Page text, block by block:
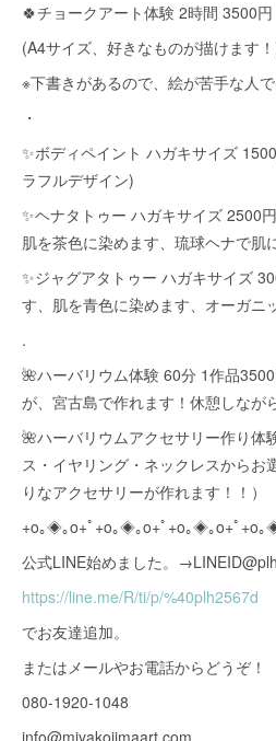
🍀チョークアート体験 2時間 3500円
(A4サイズ、好きなものが描けます
※下書きがあるので、絵が苦手な人
・
✨ボディペイント ハガキサイズ
ラフルデザイン)
✨ヘナタトゥー ハガキサイズ 2500
肌を茶色に染めます、琉球ヘナで肌
✨ジャグアタトゥー ハガキサイズ
す、肌を青色に染めます、オーガニ
.
🌺ハーバリウム体験 60分 1作品
が、宮古島で作れます！休憩しなが
🌺ハーバリウムアクセサリー作り体
ス・イヤリング・ネックレスからお
りなアクセサリーが作れます！！）
+o｡◈｡o+ﾟ+o｡◈｡o+ﾟ+o｡◈｡o+ﾟ+o｡
公式LINE始めました。
https://line.me/R/ti/p/%40plh2567d
でお友達追加。
またはメールやお電話からどうぞ！
080-1920-1048
info@miyakojimaart.com